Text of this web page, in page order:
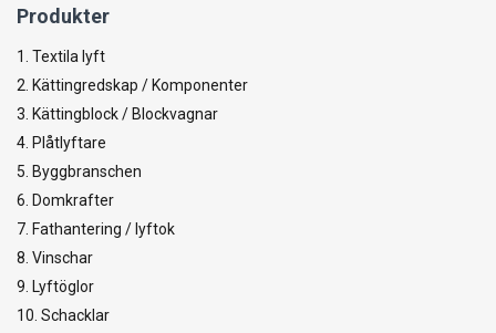
Produkter
1. Textila lyft
2. Kättingredskap / Komponenter
3. Kättingblock / Blockvagnar
4. Plåtlyftare
5. Byggbranschen
6. Domkrafter
7. Fathantering / lyftok
8. Vinschar
9. Lyftöglor
10. Schacklar